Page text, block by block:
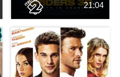
21:04